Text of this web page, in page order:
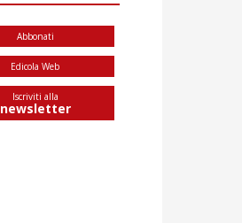
Abbonati
Edicola Web
Iscriviti alla
newsletter